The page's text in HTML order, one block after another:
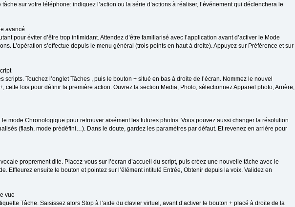
sur votre téléphone: indiquez l’action ou la série d’actions à réaliser, l’événement qui déclenchera le
avancé
pour éviter d’être trop intimidant. Attendez d’être familiarisé avec l’application avant d’activer le Mode
L’opération s’effectue depuis le menu général (trois points en haut à droite). Appuyez sur Préférence et sur
scripts. Touchez l’onglet Tâches , puis le bouton + situé en bas à droite de l’écran. Nommez le nouvel
cette fois pour définir la première action. Ouvrez la section Media, Photo, sélectionnez Appareil photo, Arrière,
mode Chronologique pour retrouver aisément les futures photos. Vous pouvez aussi changer la résolution
(flash, mode prédéfini…). Dans le doute, gardez les paramètres par défaut. Et revenez en arrière pour
proprement dite. Placez-vous sur l’écran d’accueil du script, puis créez une nouvelle tâche avec le
Effleurez ensuite le bouton et pointez sur l’élément intitulé Entrée, Obtenir depuis la voix. Validez en
vue
Tâche. Saisissez alors Stop à l’aide du clavier virtuel, avant d’activer le bouton + placé à droite de la